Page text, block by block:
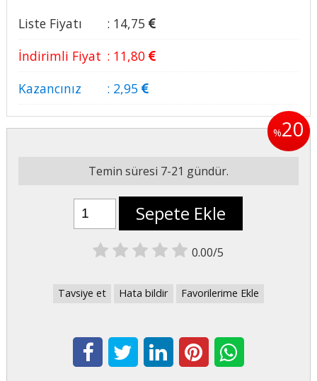
Liste Fiyatı : 14,75
İndirimli Fiyat : 11,80
Kazancınız
: 2,95
%20
Temin süresi 7-21 gündür.
Sepete Ekle
0.00/5
Tavsiye et Hata bildir Favorilerime Ekle